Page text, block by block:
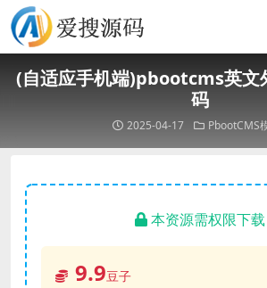
(自适应手机端)pbootcms英文
码
2025-04-17 PbootCMS
本资源需权限下载
9.9豆子